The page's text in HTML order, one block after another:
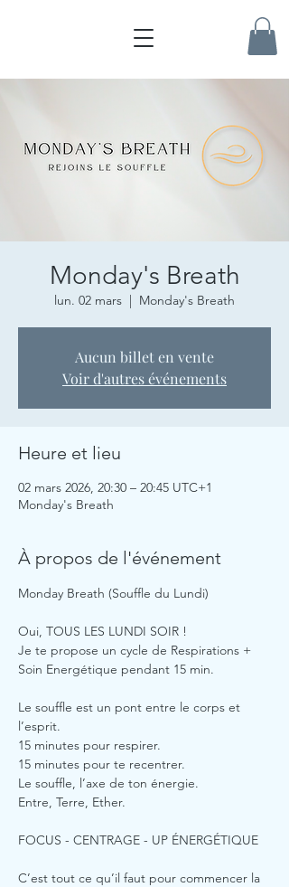
Monday's Breath
lun. 02 mars
  |
Monday's Breath
Aucun billet en vente
Voir d'autres événements
Heure et lieu
02 mars 2026, 20:30 – 20:45 UTC+1
Monday's Breath
À propos de l'événement
Monday Breath (Souffle du Lundi)
Oui, TOUS LES LUNDI SOIR !
Je te propose un cycle de Respirations +
Soin Energétique pendant 15 min.
Le souffle est un pont entre le corps et
l’esprit.
15 minutes pour respirer.
15 minutes pour te recentrer.
Le souffle, l’axe de ton énergie.
Entre, Terre, Ether.
FOCUS - CENTRAGE - UP ÉNERGÉTIQUE
C’est tout ce qu’il faut pour commencer la